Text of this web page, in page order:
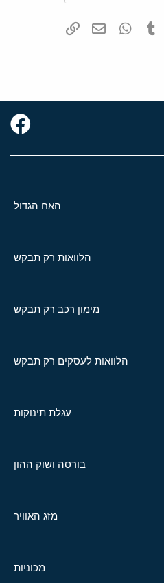
Pinterest
Tumblr
WhatsAppדואר אלקטרוני
האח הגדול
הלוואות רק תבקש
מימון רכב רק תבקש
הלוואות לעסקים רק תבקש
עגלת תינוקות
בורסה ושוק ההון
מזג האוויר
מכוניות